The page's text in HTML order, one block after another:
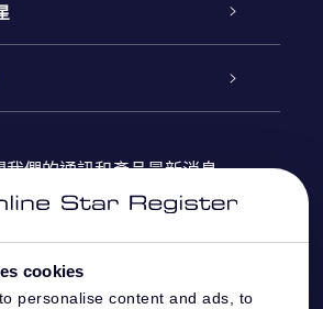
cookies
personalise content and ads, to
物
Page
我們的通訊和產品最新消息